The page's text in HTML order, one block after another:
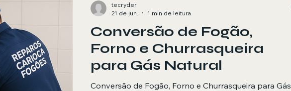
Conversão de Fogão,
Forno e Churrasqueira
para Gás Natural
Conversão de Fogão, Forno e Churrasqueira para Gás
tecryder
21 de jun.
1 min de leitura